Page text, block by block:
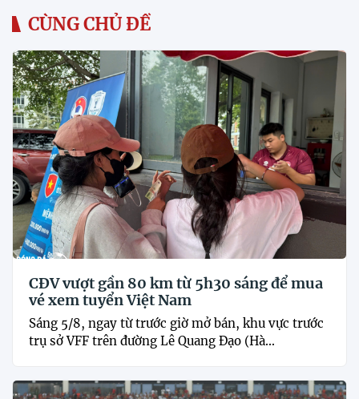
CÙNG CHỦ ĐỀ
CĐV vượt gần 80 km từ 5h30 sáng để mua
vé xem tuyển Việt Nam
Sáng 5/8, ngay từ trước giờ mở bán, khu vực trước
trụ sở VFF trên đường Lê Quang Đạo (Hà...